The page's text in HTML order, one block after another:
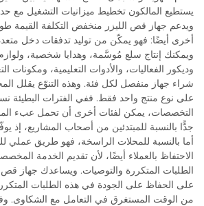
يستطيع المالكون تخطيط ميزانيات التشغيل مع
ويدعم جهاز قص الليزر منخفض التكلفة القيمة
أخرى أيضًا: فهو يمكّن من توليد تدفقات دخل
ويمكنك إنتاج سلع مُوسَّمة، وهدايا شخصية،
وديكور الفعاليات، والأدوات التعليمية، ومكونات
شراء جهاز منفصل لكل فئة. وهذه التنوّع يقلل
على نوع منتج واحد فقط. ففي الفترات البطيئة
التخصصات، يمكن لفئات أخرى أن تحمل عبء
جدًّا بالنسبة للمبتدئين من أصحاب المشاريع، إذ
أما بالنسبة للمحلات الراسخة، فهو طريق عملي
الاحتفاظ بالعملاء أيضًا، لأن تقديم الخدمة
الطلبات المتكررة والتوصيات. ويساعدك جهاز قص
على الحفاظ على الجودة في هذه الطلبات
من الوقت المستغرق في التعامل مع الشكاوى.